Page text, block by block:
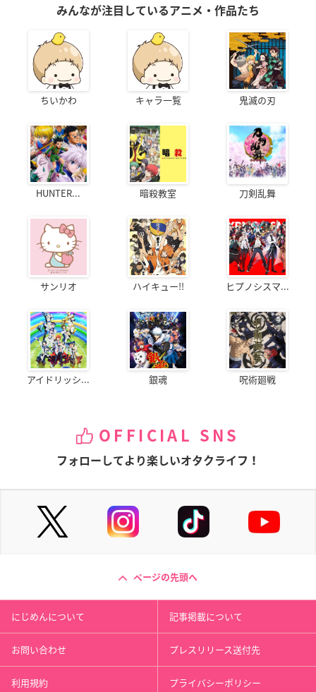
みんなが注目しているアニメ・作品たち
ちいかわ キャラ一覧 鬼滅の刃
HUNTER... 暗殺教室 刀剣乱舞
サンリオ ハイキュー!! ヒプノシスマ...
アイドリッシ... 銀魂 呪術廻戦
OFFICIAL SNS
フォローしてより楽しいオタクライフ！
ページの先頭へ
にじめんについて 記事掲載について
お問い合わせ プレスリリース送付先
利用規約 プライバシーポリシー